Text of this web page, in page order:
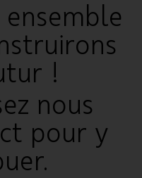
ensemble
!
nous
pour y